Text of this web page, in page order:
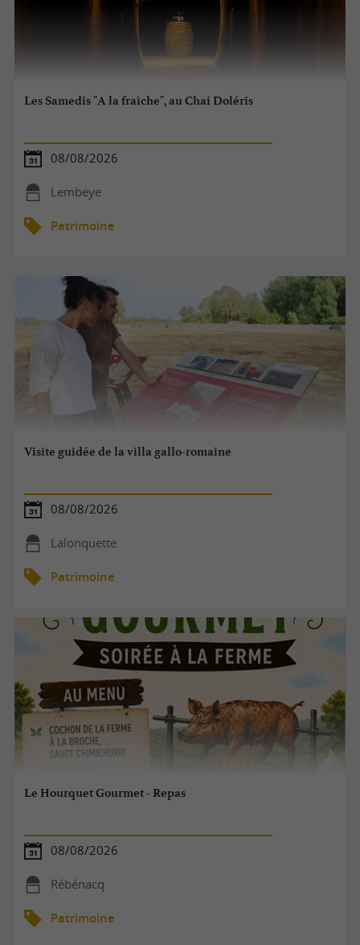
Les Samedis "A la fraîche", au Chai Doléris
08/08/2026
Lembeye
Patrimoine
Visite guidée de la villa gallo-romaine
08/08/2026
Lalonquette
Patrimoine
Le Hourquet Gourmet - Repas
08/08/2026
Rébénacq
Patrimoine